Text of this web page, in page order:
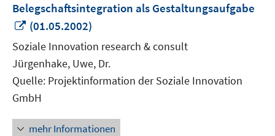
Belegschaftsintegration als Gestaltungsaufgabe
In
neuem
Fenster
öffnen
(01.05.2002)
Soziale Innovation research & consult
Jürgenhake, Uwe, Dr.
Quelle: Projektinformation der Soziale Innovation
GmbH
mehr Informationen